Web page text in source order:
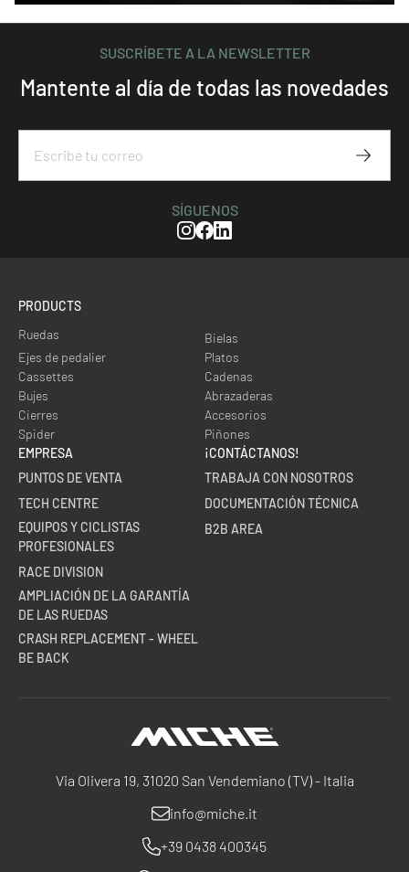
SUSCRÍBETE A LA NEWSLETTER
Mantente al día de todas las novedades
SÍGUENOS
Instagram
Facebook
Linkedin
Via Olivera 19, 31020 San Vendemiano (TV) - Italia
info@miche.it
+39 0438 400345
PRODUCTS
Ruedas
Bielas
Ejes de pedalier
Platos
Cassettes
Cadenas
Bujes
Abrazaderas
Cierres
Accesorios
Spider
Piñones
EMPRESA
PUNTOS DE VENTA
TECH CENTRE
EQUIPOS Y CICLISTAS
PROFESIONALES
RACE DIVISION
AMPLIACIÓN DE LA GARANTÍA
DE LAS RUEDAS
CRASH REPLACEMENT - WHEEL
BE BACK
¡CONTÁCTANOS!
TRABAJA CON NOSOTROS
DOCUMENTACIÓN TÉCNICA
B2B AREA